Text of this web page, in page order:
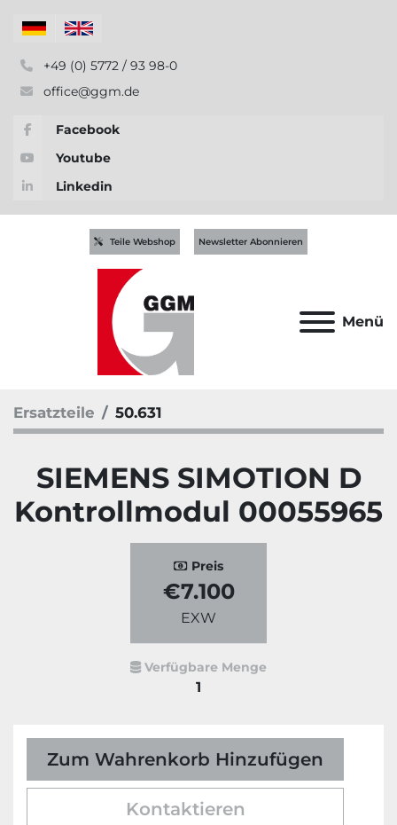
+49 (0) 5772 / 93 98-0
office@ggm.de
Facebook
Youtube
Linkedin
Menü
Teile Webshop Newsletter Abonnieren
Ersatzteile 50.631
SIEMENS SIMOTION D
Kontrollmodul 00055965
Preis
€7.100
EXW
Verfügbare Menge
1
Zum Wahrenkorb Hinzufügen
Kontaktieren